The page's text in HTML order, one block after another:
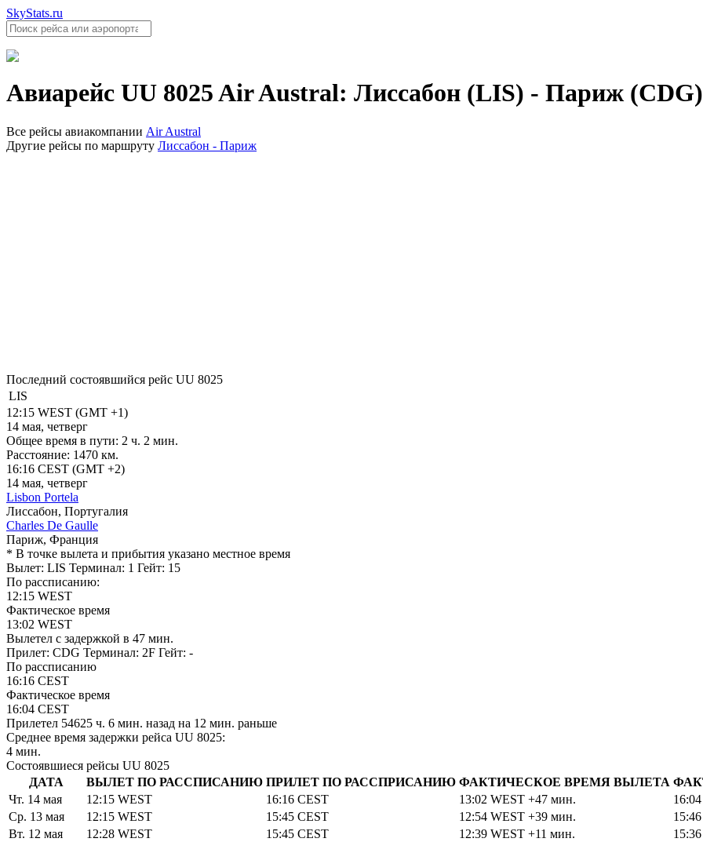
SkyStats.ru
Авиарейс UU 8025Air Austral: Лиссабон (LIS) - Париж (CDG)
Все рейсы авиакомпании Air Austral
Другие рейсы по маршруту Лиссабон - Париж
Последний состоявшийся рейс UU 8025
LIS
12:15 WEST (GMT +1)
14 мая, четверг
Общее время в пути: 2 ч. 2 мин.
Расстояние: 1470 км.
16:16 CEST (GMT +2)
14 мая, четверг
Lisbon Portela
Лиссабон, Португалия
Charles De Gaulle
Париж, Франция
* В точке вылета и прибытия указано местное время
Вылет: LIS Терминал: 1 Гейт: 15
По рассписанию:
12:15 WEST
Фактическое время
13:02 WEST
Вылетел c задержкой в 47 мин.
Прилет: CDG Терминал: 2F Гейт: -
По рассписанию
16:16 CEST
Фактическое время
16:04 CEST
Прилетел 54625 ч. 6 мин. назад на 12 мин. раньше
Среднее время задержки рейса UU 8025:
4 мин.
Состоявшиеся рейсы UU 8025
ДАТА
ВЫЛЕТ ПО РАССПИСАНИЮ ПРИЛЕТ ПО РАССПРИСАНИЮ ФАКТИЧЕСКОЕ ВРЕМЯ ВЫЛЕТА
Чт. 14 мая
12:15 WEST 16:16 CEST 13:02 WEST +47 мин.
Ср. 13 мая
12:15 WEST 15:45 CEST 12:54 WEST +39 мин.
Вт. 12 мая
12:28 WEST 15:45 CEST 12:39 WEST +11 мин.